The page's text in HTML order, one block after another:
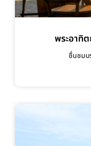
พระอาทิ
ชื่นชมบ